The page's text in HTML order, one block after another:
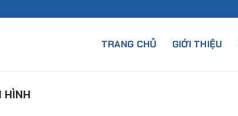
TRANG CHỦ GIỚI THIỆU
HÌNH